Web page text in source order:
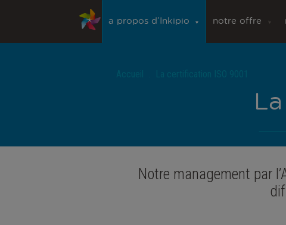
a propos d’Inkipio notre offre
Notre management par